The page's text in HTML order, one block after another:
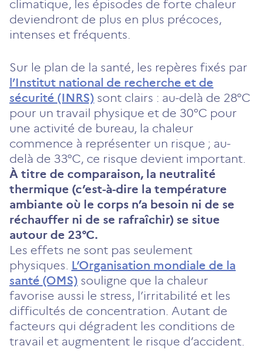
climatique, les épisodes de forte chaleur
deviendront de plus en plus précoces,
intenses et fréquents.
Sur le plan de la santé, les repères fixés par
l’Institut national de recherche et de
sécurité (INRS) sont clairs : au-delà de 28°C
pour un travail physique et de 30°C pour
une activité de bureau, la chaleur
commence à représenter un risque ; au-
delà de 33°C, ce risque devient important.
À titre de comparaison, la neutralité
thermique (c’est-à-dire la température
ambiante où le corps n’a besoin ni de se
réchauffer ni de se rafraîchir) se situe
autour de 23°C.
Les effets ne sont pas seulement
physiques. L’Organisation mondiale de la
santé (OMS) souligne que la chaleur
favorise aussi le stress, l’irritabilité et les
difficultés de concentration. Autant de
facteurs qui dégradent les conditions de
travail et augmentent le risque d’accident.